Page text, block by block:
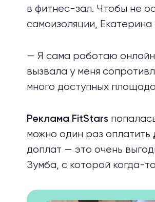
в фитнес-зал. Чтобы не
самоизоляции,
— Я сама работаю
вызвала у меня
много доступных
Реклама FitStars
можно один раз оплатить
доплат — это очень
Зумба, с которой когда-